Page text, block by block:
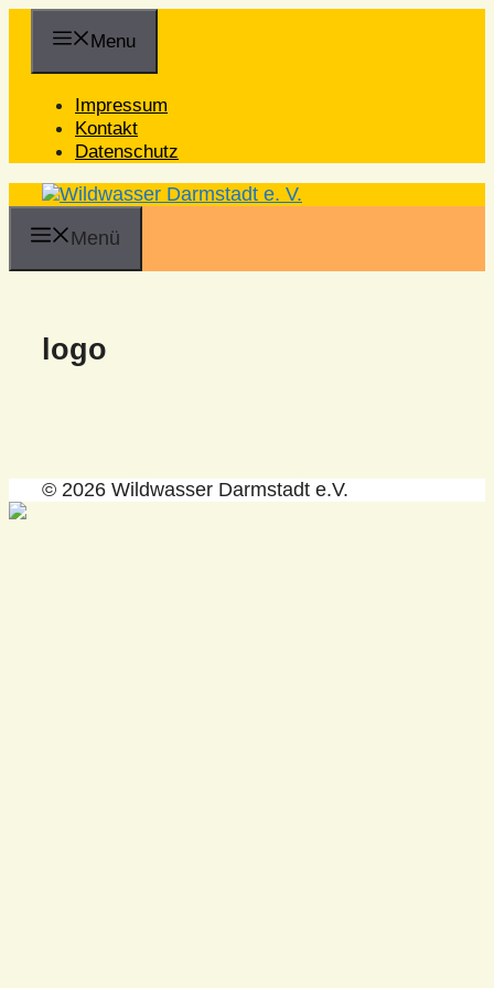
Inhalt
Menu
Impressum
Kontakt
Datenschutz
Menü
logo
© 2026 Wildwasser Darmstadt e.V.